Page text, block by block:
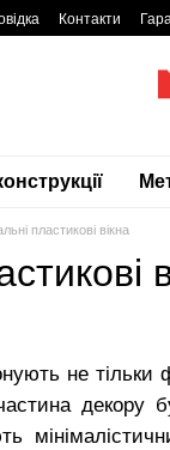
Контакти
пластикові вікна
не тільки
декору